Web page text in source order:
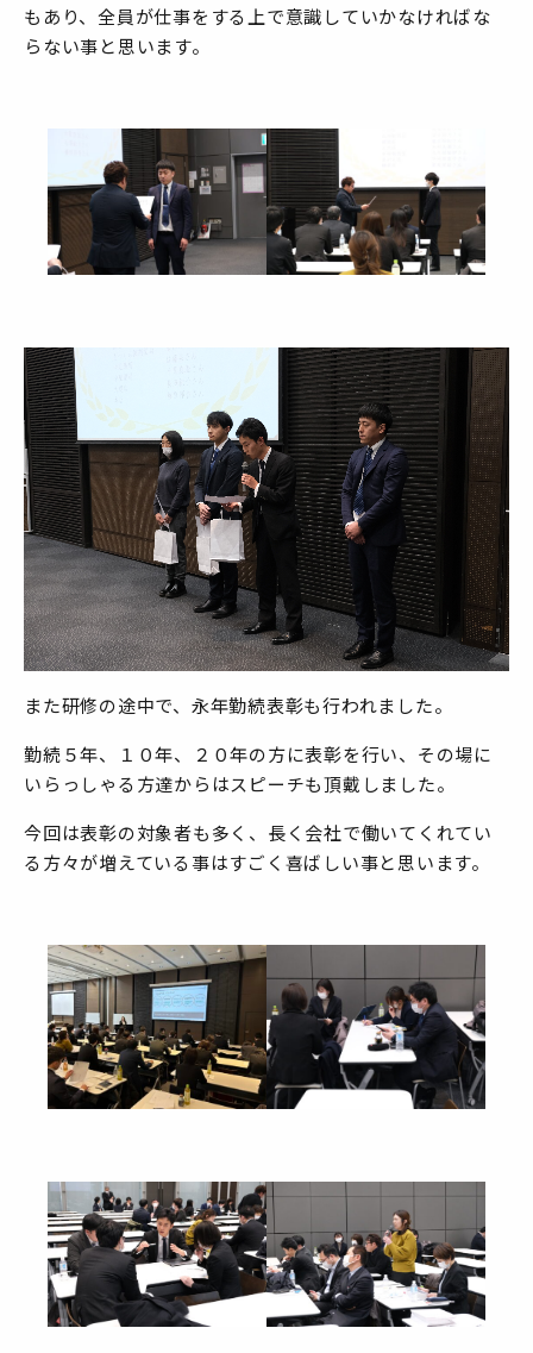
もあり、全員が仕事をする上で意識していかなければな
らない事と思います。
また研修の途中で、永年勤続表彰も行われました。
勤続５年、１０年、２０年の方に表彰を行い、その場に
いらっしゃる方達からはスピーチも頂戴しました。
今回は表彰の対象者も多く、長く会社で働いてくれてい
る方々が増えている事はすごく喜ばしい事と思います。